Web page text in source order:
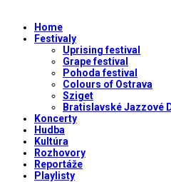
Home
Festivaly
Uprising festival
Grape festival
Pohoda festival
Colours of Ostrava
Sziget
Bratislavské Jazzové
Koncerty
Hudba
Kultúra
Rozhovory
Reportáže
Playlisty